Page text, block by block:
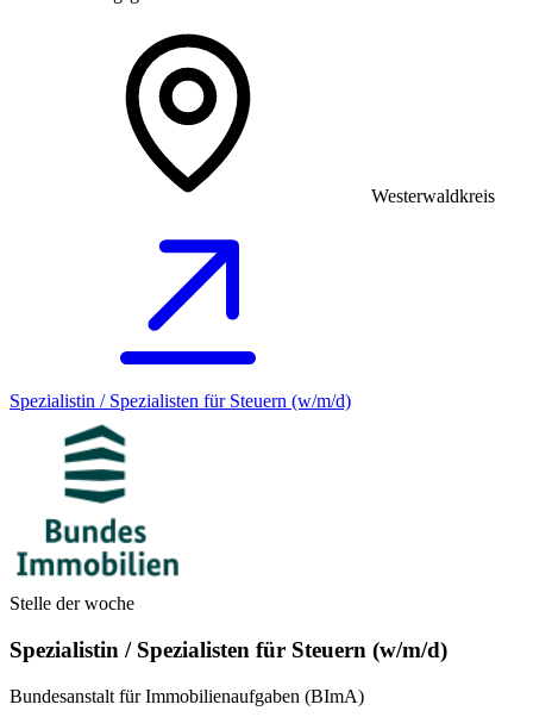
Westerwaldkreis
Spezialistin / Spezialisten für Steuern (w/m/d)
Stelle der woche
Spezialistin / Spezialisten für Steuern (w/m/d)
Bundesanstalt für Immobilienaufgaben (BImA)